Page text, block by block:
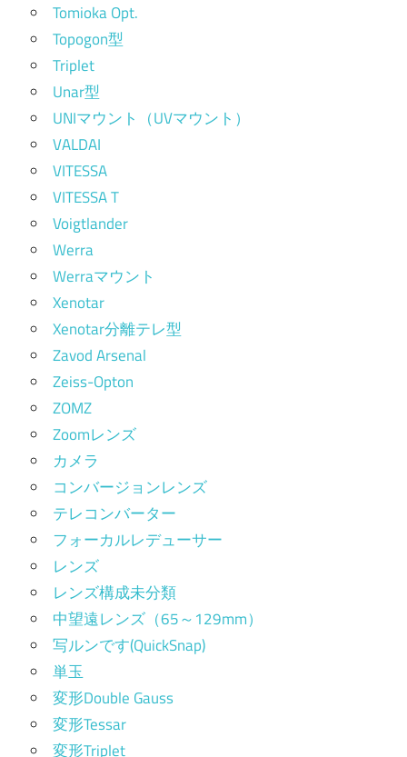
Tomioka Opt.
Topogon型
Triplet
Unar型
UNIマウント（UVマウント）
VALDAI
VITESSA
VITESSA T
Voigtlander
Werra
Werraマウント
Xenotar
Xenotar分離テレ型
Zavod Arsenal
Zeiss-Opton
ZOMZ
Zoomレンズ
カメラ
コンバージョンレンズ
テレコンバーター
フォーカルレデューサー
レンズ
レンズ構成未分類
中望遠レンズ（65～129mm）
写ルンです(QuickSnap)
単玉
変形Double Gauss
変形Tessar
変形Triplet